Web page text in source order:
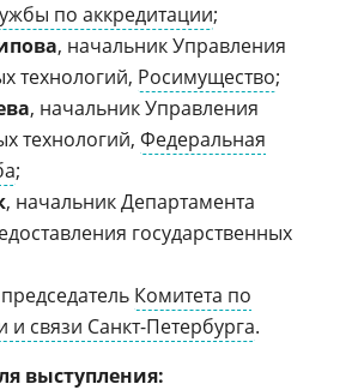
по аккредитации;
, начальник Управления
технологий, Росимущество;
, начальник Управления
технологий, Федеральная
;
, начальник Департамента
государственных
Комитета по
связи Санкт-Петербурга.
выступления: